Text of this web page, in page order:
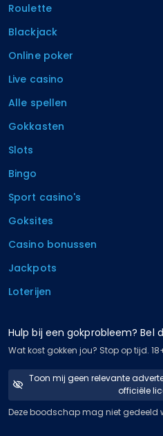
Roulette
Blackjack
Online poker
Live casino
Alle spellen
Gokkasten
Slots
Bingo
Sport casino's
Goksites
Casino bonussen
Jackpots
Loterijen
Hulp bij een gokprobleem? Bel
Wat kost gokken jou? Stop op tijd.
Toon mij geen relevante
officiële
Deze boodschap mag niet gedeeld